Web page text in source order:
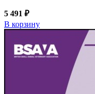
5 491 ₽
В корзину